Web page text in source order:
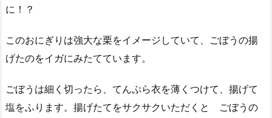
に！？
このおにぎりは強大な栗をイメージしていて、ごぼうの揚
げたのをイガにみたてています。
ごぼうは細く切ったら、てんぷら衣を薄くつけて、揚げて
塩をふります。揚げたてをサクサクいただくと ごぼうの